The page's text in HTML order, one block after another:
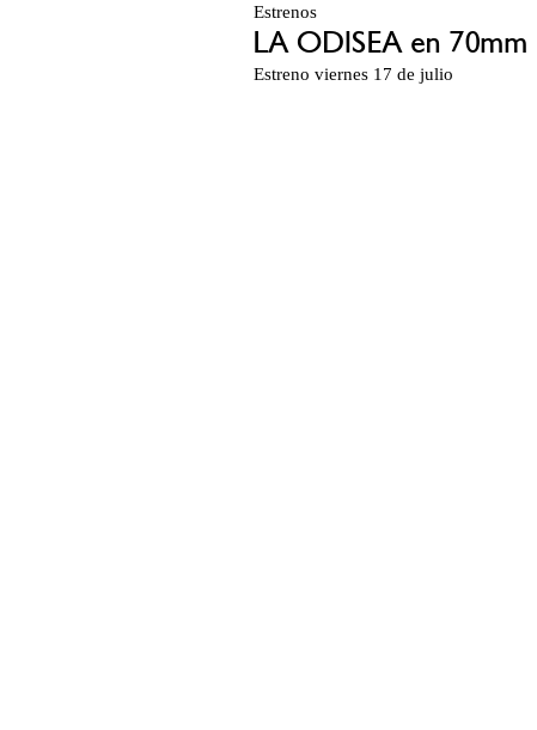
Estrenos
LA ODISEA en 70mm
Estreno viernes 17 de julio